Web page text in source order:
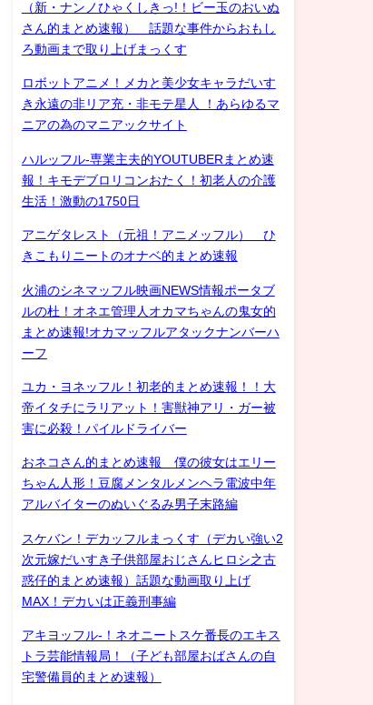
（新・ナンノひゃくしきっ!！ビー玉のおいぬ
さん的まとめ速報） 話題な事件からおもし
ろ動画まで取り上げまっくす
ロボットアニメ！メカと美少女キャラだいす
き永遠の非リア充・非モテ星人 ！あらゆるマ
ニアの為のマニアックサイト
ハルッフル-専業主夫的YOUTUBERまとめ速
報！キモデブロリコンおたく！初老人の介護
生活！激動の1750日
アニゲタレスト（元祖！アニメッフル） ひ
きこもりニートのオナベ的まとめ速報
火浦のシネマッフル映画NEWS情報ポータブ
ルの杜！オネエ管理人オカマちゃんの鬼女的
まとめ速報!オカマッフルアタックナンバーハ
ーフ
ユカ・ヨネッフル！初老的まとめ速報！！大
帝イタチにラリアット！害獣神アリ・ガー被
害に必殺！パイルドライバー
おネコさん的まとめ速報 僕の彼女はエリー
ちゃん人形！豆腐メンタルメンヘラ電波中年
アルバイターのぬいぐるみ男子末路編
スケバン！デカッフルまっくす（デカい強い2
次元嫁だいすき子供部屋おじさんヒロシ之古
惑仔的まとめ速報）話題な動画取り上げ
MAX！デカいは正義刑事編
アキヨッフル-！ネオニートスケ番長のエキス
トラ芸能情報局！（子ども部屋おばさんの自
宅警備員的まとめ速報）